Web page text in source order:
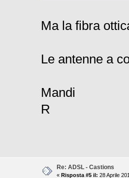
Ma la fibra
Le antenne a
Mandi
R
Re: ADSL - Castions
« Risposta #5 il: 28 Aprile